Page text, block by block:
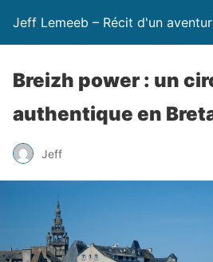
Jeff Lemeeb – Récit d'un
Breizh power : un
authentique en
Jeff